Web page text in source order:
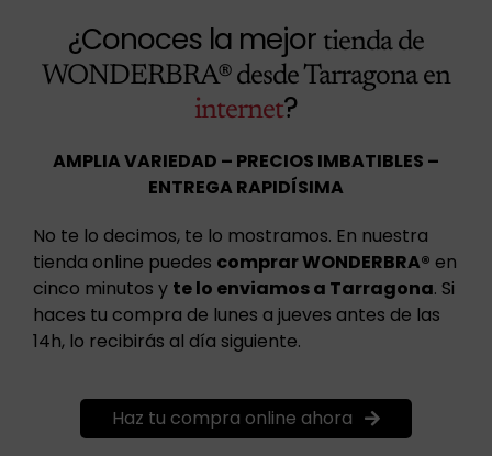
¿Conoces la mejor tienda de
WONDERBRA® desde Tarragona en
internet?
AMPLIA VARIEDAD – PRECIOS IMBATIBLES –
ENTREGA RAPIDÍSIMA
No te lo decimos, te lo mostramos. En nuestra
tienda online puedes comprar WONDERBRA® en
cinco minutos y te lo enviamos a Tarragona. Si
haces tu compra de lunes a jueves antes de las
14h, lo recibirás al día siguiente.
Haz tu compra online ahora